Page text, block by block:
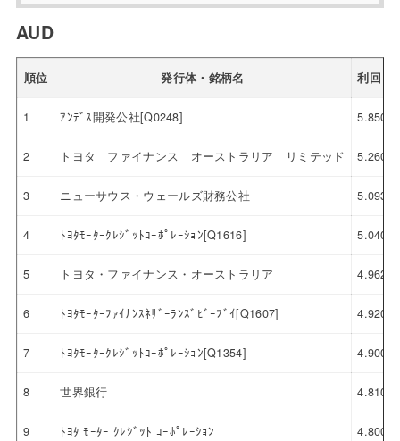
AUD
順位 発行体・銘柄名 利回り
1 ｱﾝﾃﾞｽ開発公社[Q0248] 5.850
2 トヨタ ファイナンス オーストラリア リミテッド 5.260
3 ニューサウス・ウェールズ財務公社 5.093
4 ﾄﾖﾀﾓｰﾀｰｸﾚｼﾞｯﾄｺｰﾎﾟﾚｰｼｮﾝ[Q1616] 5.040
5 トヨタ・ファイナンス・オーストラリア 4.962
6 ﾄﾖﾀﾓｰﾀｰﾌｧｲﾅﾝｽﾈｻﾞｰﾗﾝｽﾞﾋﾞｰﾌﾞｲ[Q1607] 4.920
7 ﾄﾖﾀﾓｰﾀｰｸﾚｼﾞｯﾄｺｰﾎﾟﾚｰｼｮﾝ[Q1354] 4.900
8 世界銀行 4.810
9 ﾄﾖﾀ ﾓｰﾀｰ ｸﾚｼﾞｯﾄ ｺｰﾎﾟﾚｰｼｮﾝ 4.800